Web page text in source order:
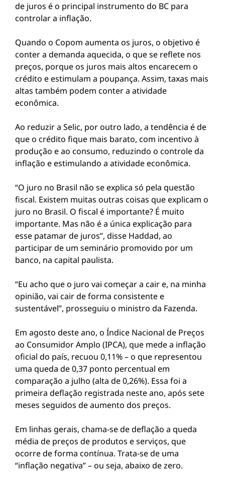
de juros é o principal instrumento do BC para
controlar a inflação.
Quando o Copom aumenta os juros, o objetivo é
conter a demanda aquecida, o que se reflete nos
preços, porque os juros mais altos encarecem o
crédito e estimulam a poupança. Assim, taxas mais
altas também podem conter a atividade
econômica.
Ao reduzir a Selic, por outro lado, a tendência é de
que o crédito fique mais barato, com incentivo à
produção e ao consumo, reduzindo o controle da
inflação e estimulando a atividade econômica.
“O juro no Brasil não se explica só pela questão
fiscal. Existem muitas outras coisas que explicam o
juro no Brasil. O fiscal é importante? É muito
importante. Mas não é a única explicação para
esse patamar de juros”, disse Haddad, ao
participar de um seminário promovido por um
banco, na capital paulista.
“Eu acho que o juro vai começar a cair e, na minha
opinião, vai cair de forma consistente e
sustentável”, prosseguiu o ministro da Fazenda.
Em agosto deste ano, o Índice Nacional de Preços
ao Consumidor Amplo (IPCA), que mede a inflação
oficial do país, recuou 0,11% – o que representou
uma queda de 0,37 ponto percentual em
comparação a julho (alta de 0,26%). Essa foi a
primeira deflação registrada neste ano, após sete
meses seguidos de aumento dos preços.
Em linhas gerais, chama-se de deflação a queda
média de preços de produtos e serviços, que
ocorre de forma contínua. Trata-se de uma
“inflação negativa” – ou seja, abaixo de zero.